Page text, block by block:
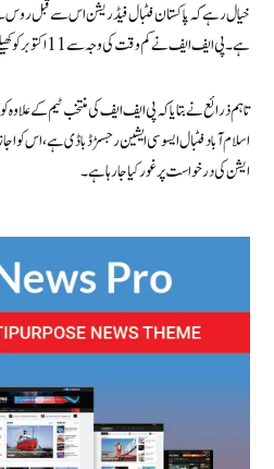
خیال رہے کہ پاکستان فٹبال فیڈریشن اس سے قبل روس سے
ہے۔ پی ایف ایف نے کم وقت کی وجہ سے 11 اکتوبر کو کھیلنے سے انکار کیا تھا۔
تاہم ذرائع نے بتایا کہ پی ایف ایف کی منتخب ٹیم کے علاوہ
اسلام آباد فٹبال ایسوسی ایشین رجسڑڈ باڈی ہے، اس کو
ایشن کی درخواست پرغور کیا جا رہا ہے۔